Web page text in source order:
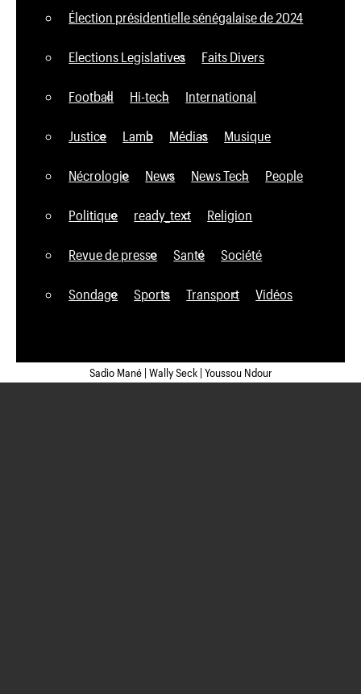
Élection présidentielle sénégalaise de 2024
Elections Legislatives Faits Divers
Football Hi-tech International
Justice Lamb Médias Musique
Nécrologie News News Tech People
Politique ready_text Religion
Revue de presse Santé Société
Sondage Sports Transport Vidéos
Sadio Mané | Wally Seck | Youssou Ndour